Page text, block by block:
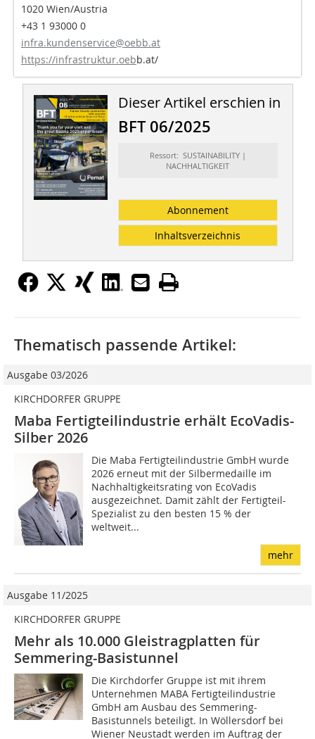
1020 Wien/Austria
+43 1 93000 0
infra.kundenservice@oebb.at
https://infrastruktur.oebb.at/
Dieser Artikel erschien in
BFT 06/2025
Ressort: SUSTAINABILITY |
NACHHALTIGKEIT
Abonnement
Inhaltsverzeichnis
Thematisch passende Artikel:
Ausgabe 03/2026
KIRCHDORFER GRUPPE
Maba Fertigteilindustrie erhält EcoVadis-
Silber 2026
Die Maba Fertigteilindustrie GmbH wurde
2026 erneut mit der Silbermedaille im
Nachhaltigkeitsrating von EcoVadis
ausgezeichnet. Damit zählt der Fertigteil-
Spezialist zu den besten 15 % der
weltweit...
mehr
Ausgabe 11/2025
KIRCHDORFER GRUPPE
Mehr als 10.000 Gleistragplatten für
Semmering-Basistunnel
Die Kirchdorfer Gruppe ist mit ihrem
Unternehmen MABA Fertigteilindustrie
GmbH am Ausbau des Semmering-
Basistunnels beteiligt. In Wöllersdorf bei
Wiener Neustadt werden im Auftrag der